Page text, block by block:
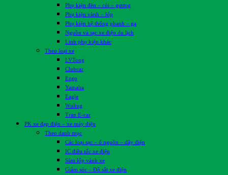
Phụ kiện đèn – còi – gương
Phụ kiện vành – lốp
Phụ kiện hệ thống phanh – ga
Nguồn và sạc xe điện du lịch
Linh phụ kiện khác
Theo loại xe
LVTong
Clubcar
Ezgo
Yamaha
Eagle
Wuling
Tran E-car
PK xe đạp điện – xe máy điện
Theo danh mục
Các loại sạc – ổ nguồn – dây điện
IC điều tốc xe điện
Săm lốp vành xe
Giảm sóc – Đồ sắt xe điện